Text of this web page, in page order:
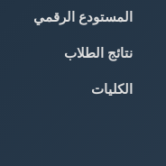
المستودع الرقمي
نتائج الطلاب
الكليات